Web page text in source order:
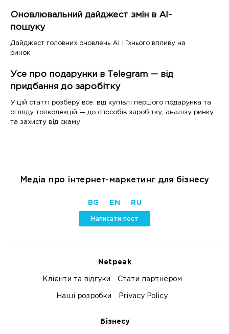
Оновлювальний дайджест змін в AI-
пошуку
Дайджест головних оновлень AI і їхнього впливу на
ринок
Усе про подарунки в Telegram — від
придбання до заробітку
У цій статті розберу все: від купівлі першого подарунка та
огляду топколекцій — до способів заробітку, аналізу ринку
та захисту від скаму
Медіа про інтернет-маркетинг для бізнесу
BG EN RU
Написати пост
Netpeak
Клієнти та відгуки Стати партнером
Наші розробки Privacy Policy
Бізнесу